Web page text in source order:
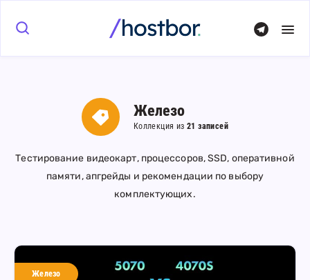
Железо
Коллекция из21 записей
Тестирование видеокарт, процессоров, SSD, оперативной
памяти, апгрейды и рекомендации по выбору
комплектующих.
Железо